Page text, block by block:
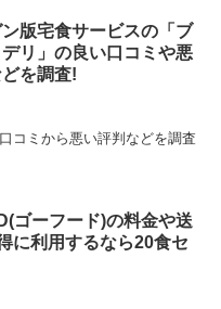
版宅食サービスの「ブ
リ」の良い口コミや悪
を調査!
コミから悪い評判などを調査
ゴーフード)の料金や送
に利用するなら20食セ